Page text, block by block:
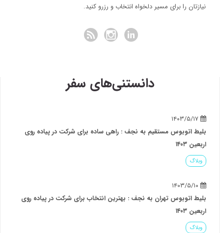
نیازتان را برای مسیر دلخواه انتخاب و رزرو کنید.
دانستنی‌های سفر
بلیط اتوبوس مستقیم به نجف : راهی ساده برای شرکت در پیاده روی
اربعین ۱۴۰۳
وبلاگ
بلیط اتوبوس تهران به نجف : بهترین انتخاب برای شرکت در پیاده روی
اربعین ۱۴۰۳
وبلاگ